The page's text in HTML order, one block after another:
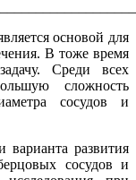
основой для
В тоже время
Среди всех
сложность
сосудов и
варианта развития
сосудов и